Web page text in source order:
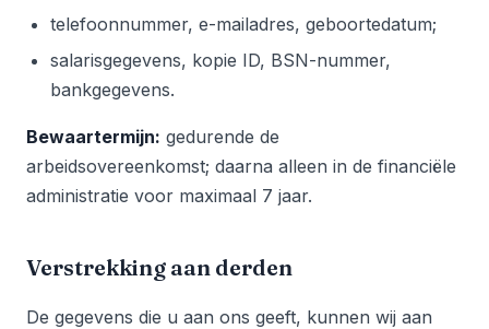
telefoonnummer, e-mailadres, geboortedatum;
salarisgegevens, kopie ID, BSN-nummer,
bankgegevens.
Bewaartermijn: gedurende de
arbeidsovereenkomst; daarna alleen in de financiële
administratie voor maximaal 7 jaar.
Verstrekking aan derden
De gegevens die u aan ons geeft, kunnen wij aan